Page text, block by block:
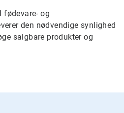
fødevare- og
den nødvendige synlighed
salgbare produkter og